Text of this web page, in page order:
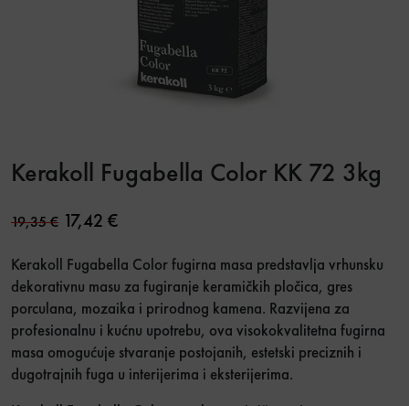
Kerakoll Fugabella Color KK 72 3kg
19,35€ Original price was: 19,35 €.
17,42 €Current price is: 17,42 €.
Kerakoll Fugabella Color fugirna masa predstavlja vrhunsku
dekorativnu masu za fugiranje keramičkih pločica, gres
porculana, mozaika i prirodnog kamena. Razvijena za
profesionalnu i kućnu upotrebu, ova visokokvalitetna fugirna
masa omogućuje stvaranje postojanih, estetski preciznih i
dugotrajnih fuga u interijerima i eksterijerima.